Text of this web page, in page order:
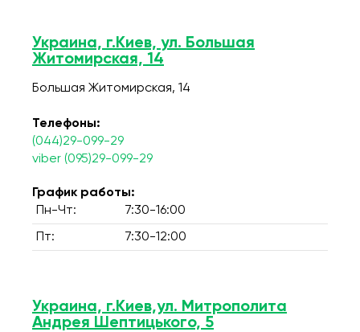
Украина, г.Киев, ул. Большая
Житомирская, 14
Большая Житомирская, 14
Телефоны:
(044)29-099-29
viber (095)29-099-29
График работы:
Пн-Чт:
7:30-16:00
Пт: 7:30-12:00
Украина, г.Киев,ул. Митрополита
Андрея Шептицького, 5